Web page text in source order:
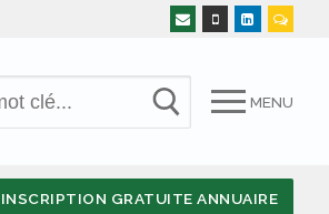
MENU
INSCRIPTION GRATUITE ANNUAIRE